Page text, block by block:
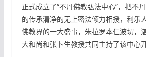
正式成立了“不丹佛教弘法中心”，把不
的传承清净的无上密法倾力相授，利乐
佛教界的一大盛事，朱拉罗本仁波切，
大和尚和张卜生教授共同主持了该中心